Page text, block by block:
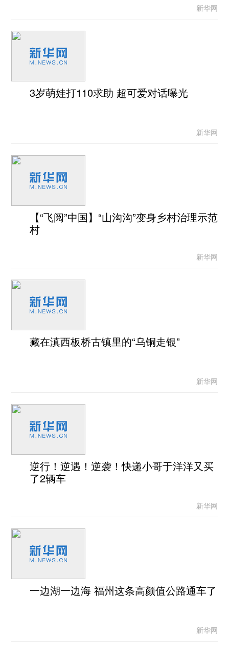
新华网
3岁萌娃打110求助 超可爱对话曝光
新华网
【“飞阅”中国】“山沟沟”变身乡村治理示范
村
新华网
藏在滇西板桥古镇里的“乌铜走银”
新华网
逆行！逆遇！逆袭！快递小哥于洋洋又买
了2辆车
新华网
一边湖一边海 福州这条高颜值公路通车了
新华网